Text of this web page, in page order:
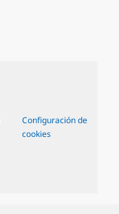
Configuración de
cookies